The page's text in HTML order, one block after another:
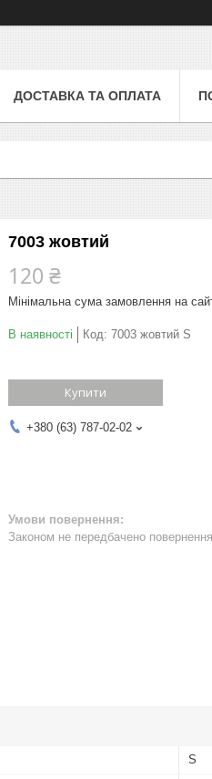
ДОСТАВКА ТА ОПЛАТА
7003 жовтий
120 ₴
Мінімальна сума замовлення на
В наявності Код: 7003 жовтий S
Купити
+380 (63) 787-02-02
Законом не передбачено
S